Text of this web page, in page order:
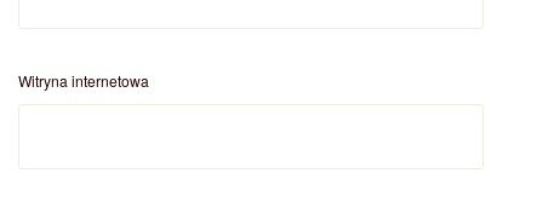
Witryna internetowa